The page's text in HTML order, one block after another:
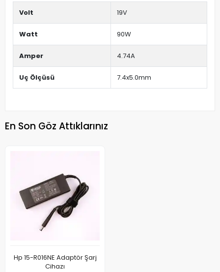
Volt 19V
Watt 90W
Amper 4.74A
Uç Ölçüsü 7.4x5.0mm
En Son Göz Attıklarınız
Hp 15-R016NE Adaptör Şarj
Cihazı